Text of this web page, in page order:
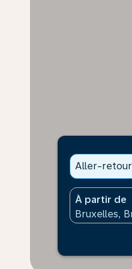
Aller-retour
À partir de